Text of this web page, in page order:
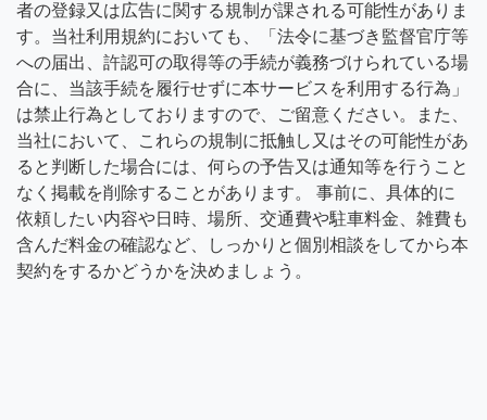
者の登録又は広告に関する規制が課される可能性がありま
す。当社利用規約においても、「法令に基づき監督官庁等
への届出、許認可の取得等の手続が義務づけられている場
合に、当該手続を履行せずに本サービスを利用する行為」
は禁止行為としておりますので、ご留意ください。また、
当社において、これらの規制に抵触し又はその可能性があ
ると判断した場合には、何らの予告又は通知等を行うこと
なく掲載を削除することがあります。 事前に、具体的に
依頼したい内容や日時、場所、交通費や駐車料金、雑費も
含んだ料金の確認など、しっかりと個別相談をしてから本
契約をするかどうかを決めましょう。